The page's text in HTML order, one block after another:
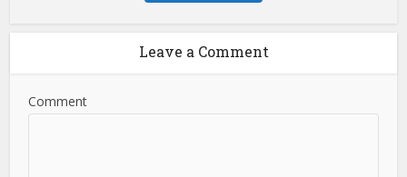
Leave a Comment
Comment